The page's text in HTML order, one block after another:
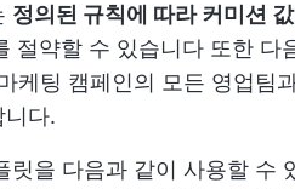
정의된 규칙에 따라 커미션
절약할 수 있습니다 또한 다
케팅 캠페인의 모든 영업팀
니다.
릿을 다음과 같이 사용할 수